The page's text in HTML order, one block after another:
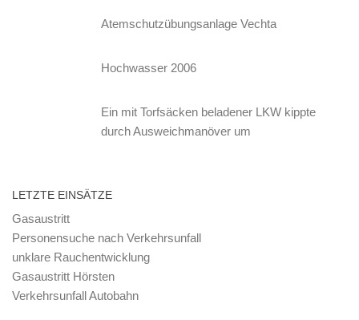
Atemschutzübungsanlage Vechta
Hochwasser 2006
Ein mit Torfsäcken beladener LKW kippte
durch Ausweichmanöver um
LETZTE EINSÄTZE
Gasaustritt
Personensuche nach Verkehrsunfall
unklare Rauchentwicklung
Gasaustritt Hörsten
Verkehrsunfall Autobahn